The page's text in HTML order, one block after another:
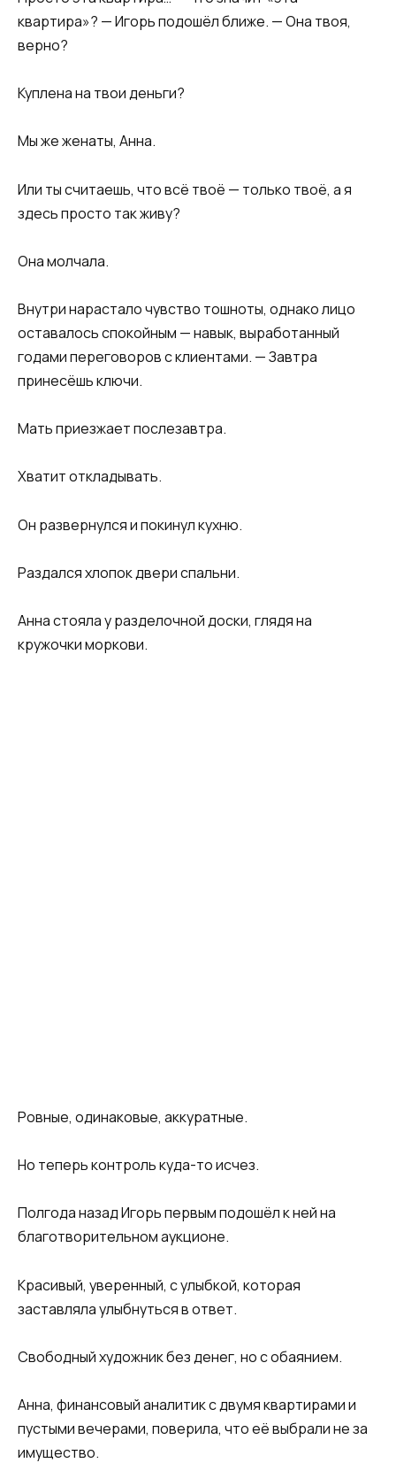
квартира»? — Игорь подошёл ближе. — Она твоя,
верно?
Куплена на твои деньги?
Мы же женаты, Анна.
Или ты считаешь, что всё твоё — только твоё, а я
здесь просто так живу?
Она молчала.
Внутри нарастало чувство тошноты, однако лицо
оставалось спокойным — навык, выработанный
годами переговоров с клиентами. — Завтра
принесёшь ключи.
Мать приезжает послезавтра.
Хватит откладывать.
Он развернулся и покинул кухню.
Раздался хлопок двери спальни.
Анна стояла у разделочной доски, глядя на
кружочки моркови.
Ровные, одинаковые, аккуратные.
Но теперь контроль куда-то исчез.
Полгода назад Игорь первым подошёл к ней на
благотворительном аукционе.
Красивый, уверенный, с улыбкой, которая
заставляла улыбнуться в ответ.
Свободный художник без денег, но с обаянием.
Анна, финансовый аналитик с двумя квартирами и
пустыми вечерами, поверила, что её выбрали не за
имущество.